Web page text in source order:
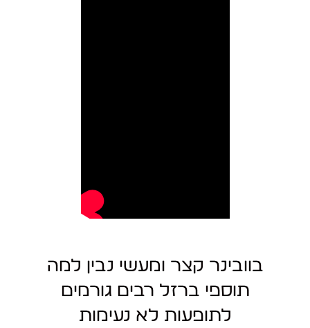
בוובינר קצר ומעשי נבין למה
תוספי ברזל רבים גורמים
לתופעות לא נעימות